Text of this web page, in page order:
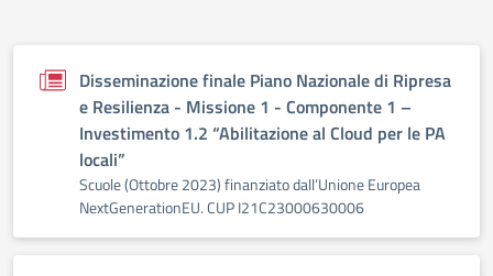
Disseminazione finale Piano Nazionale di Ripresa
e Resilienza - Missione 1 - Componente 1 –
Investimento 1.2 “Abilitazione al Cloud per le PA
locali”
Scuole (Ottobre 2023) finanziato dall’Unione Europea
NextGenerationEU. CUP I21C23000630006